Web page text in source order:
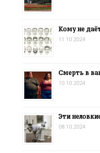
Кому не
11.10.2024
Смерть в
10.10.2024
Эти
08.10.2024